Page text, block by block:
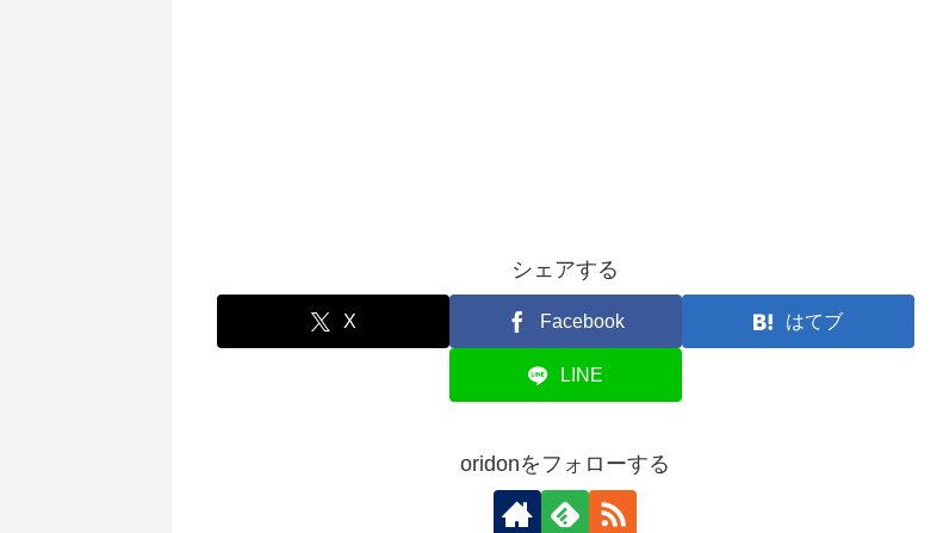
シェアする
X Facebook はてブ
LINE
oridonをフォローする